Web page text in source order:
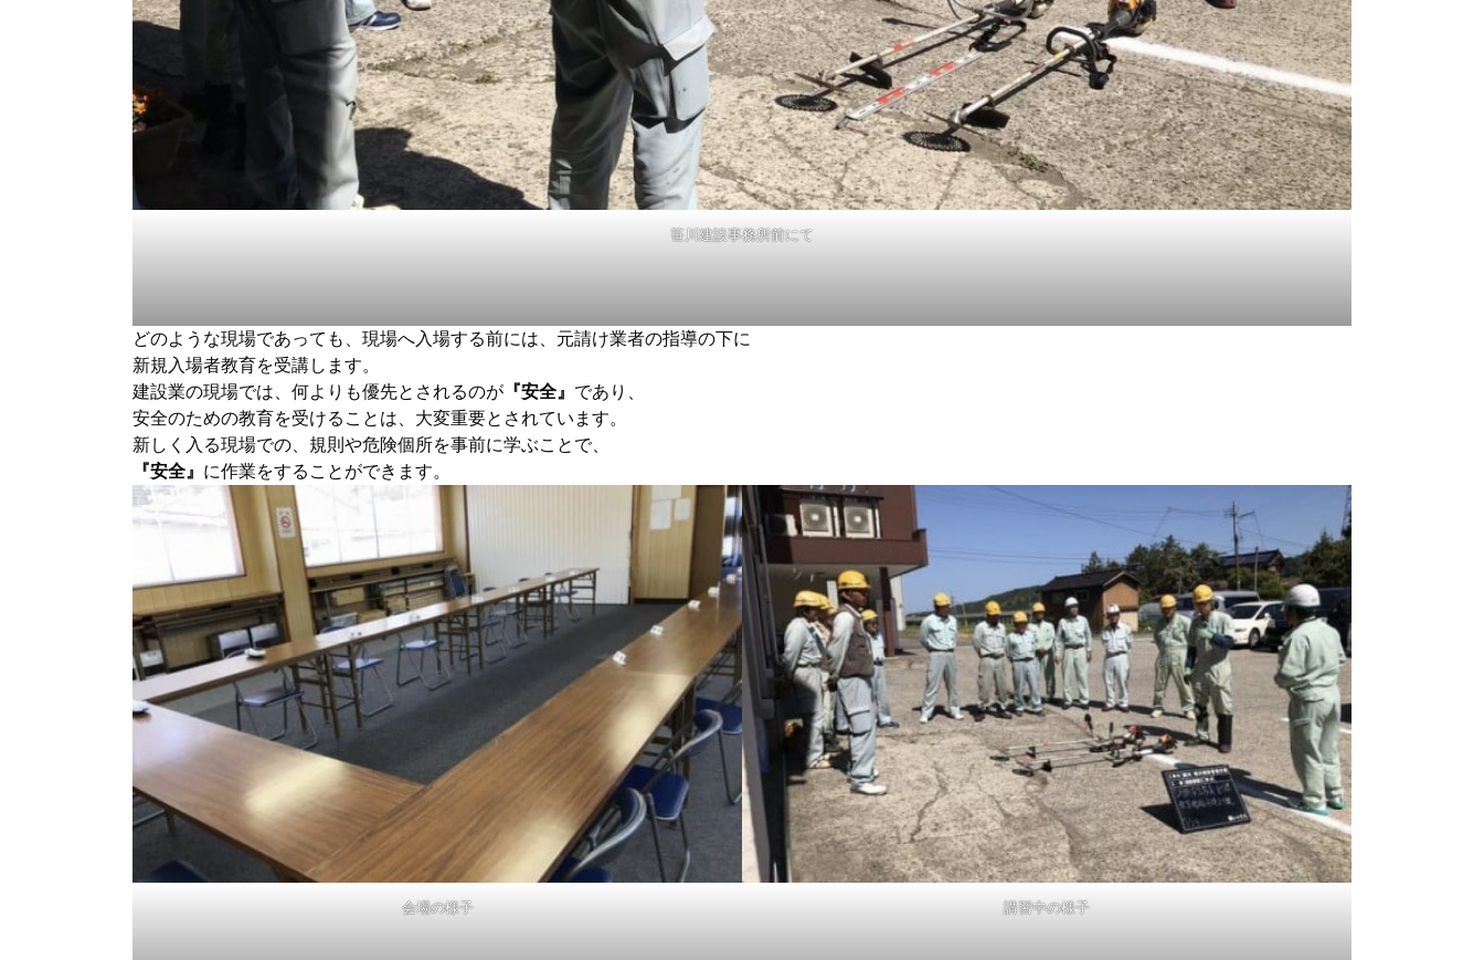
笹川建設事務所前にて
どのような現場であっても、現場へ入場する前には、元請け業者の指導の下に
新規入場者教育を受講します。
建設業の現場では、何よりも優先とされるのが 『安全』 であり、
安全のための教育を受けることは、大変重要とされています。
新しく入る現場での、規則や危険個所を事前に学ぶことで、
『安全』 に作業をすることができます。
会場の様子 講習中の様子